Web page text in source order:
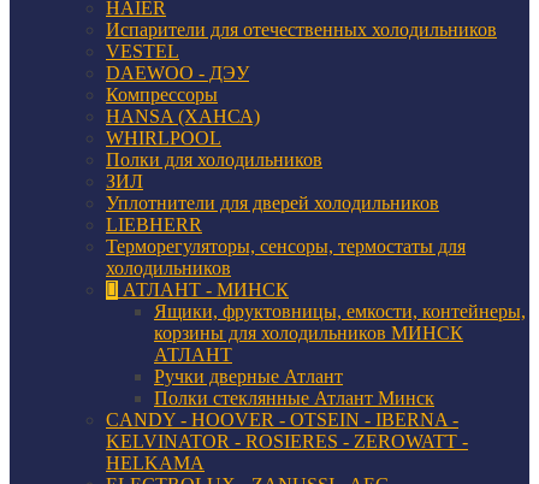
HAIER
Испарители для отечественных холодильников
VESTEL
DAEWOO - ДЭУ
Компрессоры
HANSA (ХАНСА)
WHIRLPOOL
Полки для холодильников
ЗИЛ
Уплотнители для дверей холодильников
LIEBHERR
Терморегуляторы, сенсоры, термостаты для
холодильников
АТЛАНТ - МИНСК
Ящики, фруктовницы, емкости, контейнеры,
корзины для холодильников МИНСК
АТЛАНТ
Ручки дверные Атлант
Полки стеклянные Атлант Минск
CANDY - HOOVER - OTSEIN - IBERNA -
KELVINATOR - ROSIERES - ZEROWATT -
HELKAMA